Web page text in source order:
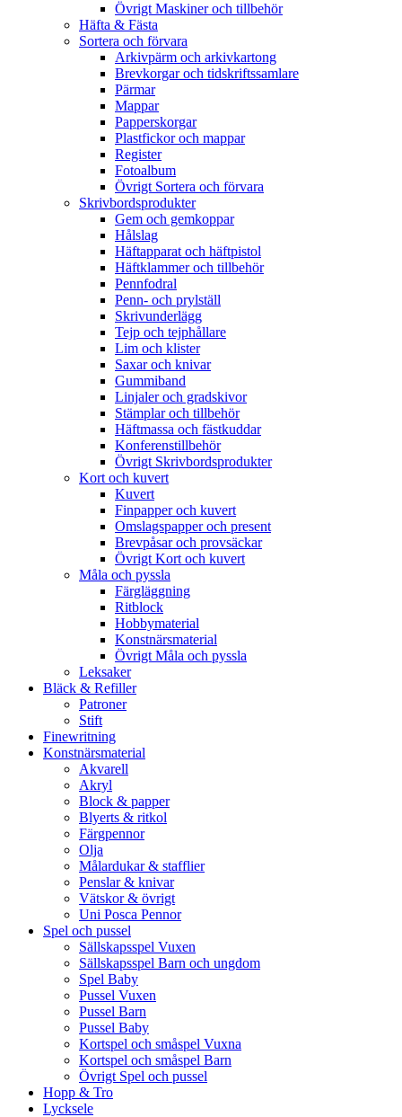
Övrigt Maskiner och tillbehör
Häfta & Fästa
Sortera och förvara
Arkivpärm och arkivkartong
Brevkorgar och tidskriftssamlare
Pärmar
Mappar
Papperskorgar
Plastfickor och mappar
Register
Fotoalbum
Övrigt Sortera och förvara
Skrivbordsprodukter
Gem och gemkoppar
Hålslag
Häftapparat och häftpistol
Häftklammer och tillbehör
Pennfodral
Penn- och prylställ
Skrivunderlägg
Tejp och tejphållare
Lim och klister
Saxar och knivar
Gummiband
Linjaler och gradskivor
Stämplar och tillbehör
Häftmassa och fästkuddar
Konferenstillbehör
Övrigt Skrivbordsprodukter
Kort och kuvert
Kuvert
Finpapper och kuvert
Omslagspapper och present
Brevpåsar och provsäckar
Övrigt Kort och kuvert
Måla och pyssla
Färgläggning
Ritblock
Hobbymaterial
Konstnärsmaterial
Övrigt Måla och pyssla
Leksaker
Bläck & Refiller
Patroner
Stift
Finewritning
Konstnärsmaterial
Akvarell
Akryl
Block & papper
Blyerts & ritkol
Färgpennor
Olja
Målardukar & stafflier
Penslar & knivar
Vätskor & övrigt
Uni Posca Pennor
Spel och pussel
Sällskapsspel Vuxen
Sällskapsspel Barn och ungdom
Spel Baby
Pussel Vuxen
Pussel Barn
Pussel Baby
Kortspel och småspel Vuxna
Kortspel och småspel Barn
Övrigt Spel och pussel
Hopp & Tro
Lycksele